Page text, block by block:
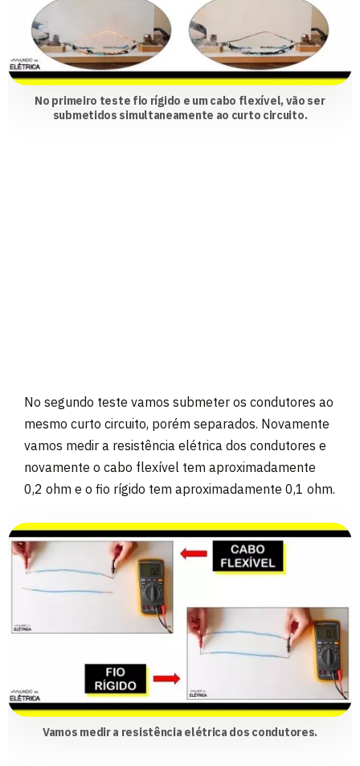
No primeiro teste fio rígido e um cabo flexível, vão ser
submetidos simultaneamente ao curto circuito.
No segundo teste vamos submeter os condutores ao
mesmo curto circuito, porém separados. Novamente
vamos medir a resistência elétrica dos condutores e
novamente o cabo flexível tem aproximadamente
0,2 ohm e o fio rígido tem aproximadamente 0,1 ohm.
Vamos medir a resistência elétrica dos condutores.